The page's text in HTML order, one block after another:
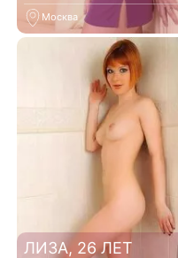
Москва
ЛИЗА, 26 ЛЕТ